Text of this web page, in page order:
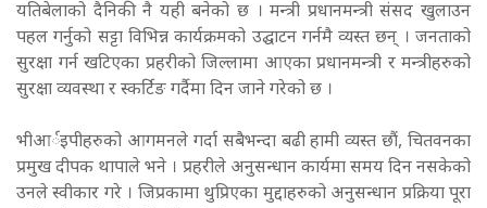
यतिबेलाको दैनिकी नै यही बनेको छ । मन्त्री प्रधानमन्त्री संसद खुलाउन
पहल गर्नुको सट्टा विभिन्न कार्यक्रमको उद्घाटन गर्नमै व्यस्त छन् । जनताको
सुरक्षा गर्न खटिएका प्रहरीको जिल्लामा आएका प्रधानमन्त्री र मन्त्रीहरुको
सुरक्षा व्यवस्था र स्कर्टिङ गर्दैमा दिन जाने गरेको छ ।
भीआर्इपीहरुको आगमनले गर्दा सबैभन्दा बढी हामी व्यस्त छौं, चितवनका
प्रमुख दीपक थापाले भने । प्रहरीले अनुसन्धान कार्यमा समय दिन नसकेको
उनले स्वीकार गरे । जिप्रकामा थुप्रिएका मुद्दाहरुको अनुसन्धान प्रक्रिया पूरा